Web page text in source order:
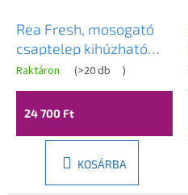
Rea Fresh, mosogató
csaptelep kihúzható
kifolyóval, csiszolt acél,
REA-B9146
Raktáron (>20 db )
24 700 Ft
KOSÁRBA